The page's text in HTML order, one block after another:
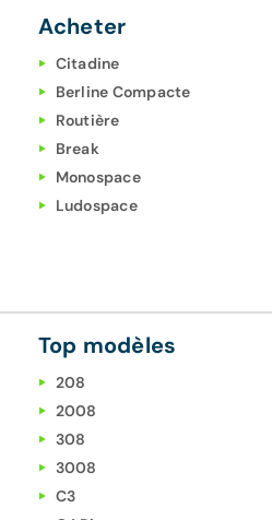
Acheter
Citadine
Berline Compacte
Routière
Break
Monospace
Ludospace
Top modèles
208
2008
308
3008
C3